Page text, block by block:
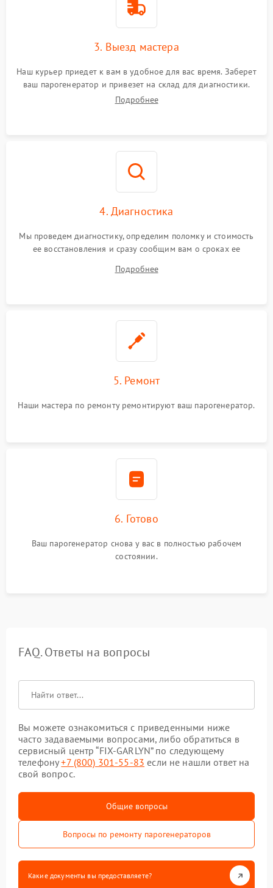
3. Выезд мастера
Наш курьер приедет к вам в удобное для вас время. Заберет
ваш парогенератор и привезет на склад для диагностики.
Подробнее
4. Диагностика
Мы проведем диагностику, определим поломку и стоимость
ее восстановления и сразу сообщим вам о сроках ее
Подробнее
5. Ремонт
Наши мастера по ремонту ремонтируют ваш парогенератор.
6. Готово
Ваш парогенератор снова у вас в полностью рабочем
состоянии.
FAQ. Ответы на вопросы
Вы можете ознакомиться с приведенными ниже
часто задаваемыми вопросами, либо обратиться в
сервисный центр “FIX-GARLYN” по следующему
телефону+7 (800) 301-55-83 если не нашли ответ на
свой вопрос.
Общие вопросы
Вопросы по ремонту парогенераторов
Какие документы вы предоставляете?